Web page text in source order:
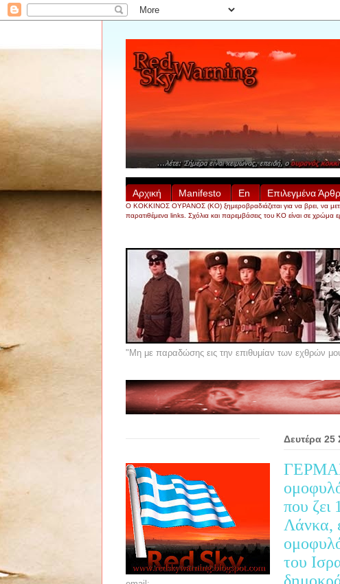
Αρχική Manifesto En Επιλεγμένα
Ο ΚΟΚΚΙΝΟΣ ΟΥΡΑΝΟΣ (ΚΟ) ξημεροβραδιάζεται για να βρει, να
παρατιθέμενα links. Σχόλια και παρεμβάσεις του ΚΟ είναι σε
"Μη με παραδώσης εις την επιθυμίαν των εχθρών
Δευτέρα 25
που ζει
Λάνκα,
του